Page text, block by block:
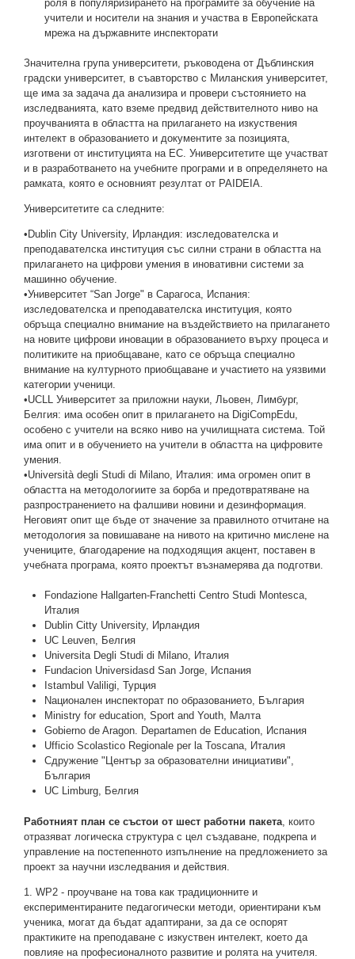
роля в популяризирането на програмите за обучение на
учители и носители на знания и участва в Европейската
мрежа на държавните инспекторати
Значителна група университети, ръководена от Дъблинския
градски университет, в съавторство с Миланския университет,
ще има за задача да анализира и провери състоянието на
изследванията, като вземе предвид действителното ниво на
проучванията в областта на прилагането на изкуствения
интелект в образованието и документите за позицията,
изготвени от институцията на ЕС. Университетите ще участват
и в разработването на учебните програми и в определянето на
рамката, която е основният резултат от PAIDEIA.
Университетите са следните:
•Dublin City University, Ирландия: изследователска и
преподавателска институция със силни страни в областта на
прилагането на цифрови умения в иновативни системи за
машинно обучение.
•Университет “San Jorge" в Сарагоса, Испания:
изследователска и преподавателска институция, която
обръща специално внимание на въздействието на прилагането
на новите цифрови иновации в образованието върху процеса и
политиките на приобщаване, като се обръща специално
внимание на културното приобщаване и участието на уязвими
категории ученици.
•UCLL Университет за приложни науки, Льовен, Лимбург,
Белгия: има особен опит в прилагането на DigiCompEdu,
особено с учители на всяко ниво на училищната система. Той
има опит и в обучението на учители в областта на цифровите
умения.
•Università degli Studi di Milano, Италия: има огромен опит в
областта на методологиите за борба и предотвратяване на
разпространението на фалшиви новини и дезинформация.
Неговият опит ще бъде от значение за правилното отчитане на
методология за повишаване на нивото на критично мислене на
учениците, благодарение на подходящия акцент, поставен в
учебната програма, която проектът възнамерява да подготви.
Fondazione Hallgarten-Franchetti Centro Studi Montesca,
Италия
Dublin Citty University, Ирландия
UC Lеuven, Белгия
Universita Degli Studi di Milano, Италия
Fundacion Universidasd San Jorge, Испания
Istambul Valiligi, Турция
Nационален инспекторат по образованието, България
Ministry for education, Sport and Youth, Малта
Gobierno de Aragon. Departamen de Education, Испания
Ufficio Scolastico Regionale per la Toscana, Италия
Сдружение "Център за образователни инициативи",
България
UC Limburg, Белгия
Работният план се състои от шест работни пакета , които
отразяват логическа структура с цел създаване, подкрепа и
управление на постепенното изпълнение на предложението за
проект за научни изследвания и действия.
1. WP2 - проучване на това как традиционните и
експериментираните педагогически методи, ориентирани към
ученика, могат да бъдат адаптирани, за да се оспорят
практиките на преподаване с изкуствен интелект, което да
повлияе на професионалното развитие и ролята на учителя.